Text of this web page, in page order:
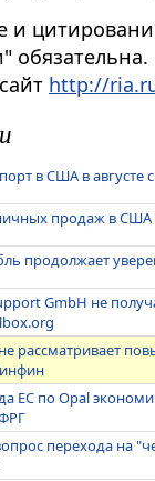
и
http://
в США в августе
продаж в США
продолжает
GmbH не
рассматривает
ЕС по Opal
перехода на